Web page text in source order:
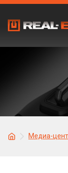
Медиа-